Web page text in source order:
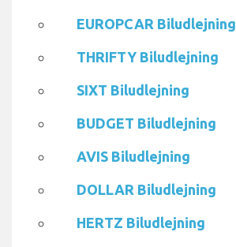
EUROPCAR Biludlejning
THRIFTY Biludlejning
SIXT Biludlejning
BUDGET Biludlejning
AVIS Biludlejning
DOLLAR Biludlejning
HERTZ Biludlejning